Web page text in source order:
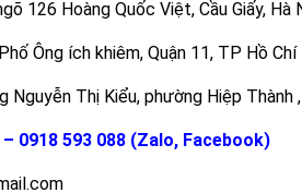
126 Hoàng Quốc Việt, Cầu Giấy, Hà
Ông ích khiêm, Quận 11, TP Hồ Chí
Thị Kiểu, phường Hiệp Thành
– 0918 593 088 (Zalo, Facebook)